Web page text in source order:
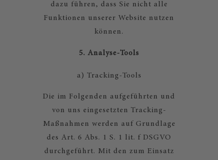
dazu führen, dass Sie nicht alle
Funktionen unserer Website nutzen
können.
5. Analyse-Tools
a) Tracking-Tools
Die im Folgenden aufgeführten und
von uns eingesetzten Tracking-
Maßnahmen werden auf Grundlage
des Art. 6 Abs. 1 S. 1 lit. f DSGVO
durchgeführt. Mit den zum Einsatz